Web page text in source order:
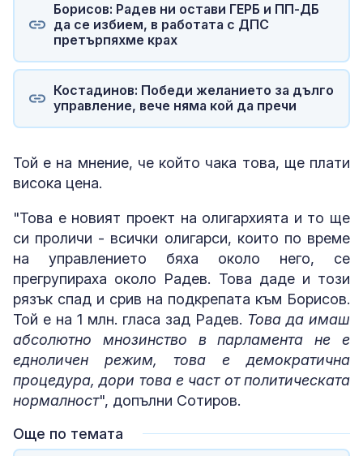
Борисов: Радев ни остави ГЕРБ и ПП-ДБ
да се избием, в работата с ДПС
претърпяхме крах
Костадинов: Победи желанието за дълго
управление, вече няма кой да пречи
Той е на мнение, че който чака това, ще плати
висока цена.
"Това е новият проект на олигархията и то ще
си проличи - всички олигарси, които по време
на управлението бяха около него, се
прегрупираха около Радев. Това даде и този
рязък спад и срив на подкрепата към Борисов.
Той е на 1 млн. гласа зад Радев. Това да имаш
абсолютно мнозинство в парламента не е
едноличен режим, това е демократична
процедура, дори това е част от политическата
нормалност", допълни Сотиров.
Още по темата